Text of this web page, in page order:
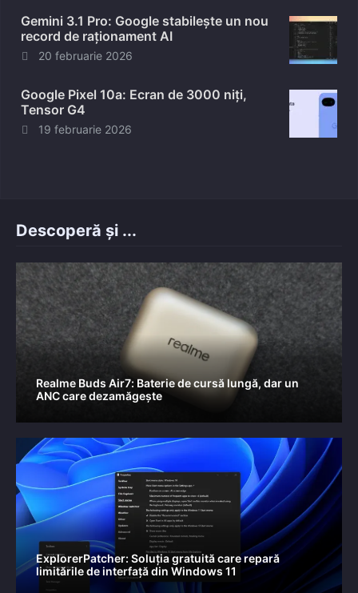
Gemini 3.1 Pro: Google stabilește un nou
record de raționament AI
Posted
20 februarie 2026
Google Pixel 10a: Ecran de 3000 niți,
Tensor G4
Posted
19 februarie 2026
Descoperă și ...
Realme Buds Air7: Baterie de cursă lungă, dar un
ANC care dezamăgește
ExplorerPatcher: Soluția gratuită care repară
limitările de interfață din Windows 11